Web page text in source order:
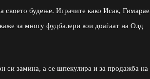
своето будење. Играчите како Исак,
за многу фудбалери кои доаѓаат на Олд
замина, а се шпекулира и за продажба на